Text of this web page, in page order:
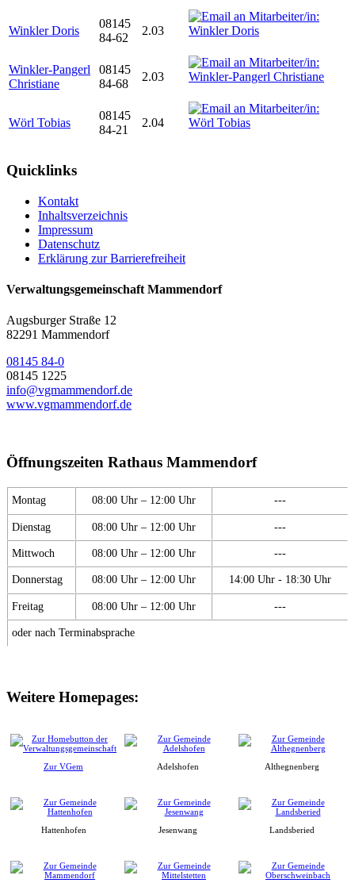
Winkler Doris
08145
84-62
2.03
Winkler-Pangerl
Christiane
08145
84-68
2.03
Wörl Tobias
08145
84-21
2.04
Quicklinks
Kontakt
Inhaltsverzeichnis
Impressum
Datenschutz
Erklärung zur Barrierefreiheit
Verwaltungsgemeinschaft Mammendorf
Augsburger Straße 12
82291 Mammendorf
08145 84-0
08145 1225
info@vgmammendorf.de
www.vgmammendorf.de
Öffnungszeiten Rathaus Mammendorf
Montag 08:00 Uhr – 12:00 Uhr ---
Dienstag 08:00 Uhr – 12:00 Uhr ---
Mittwoch 08:00 Uhr – 12:00 Uhr ---
Donnerstag 08:00 Uhr – 12:00 Uhr 14:00 Uhr - 18:30 Uhr
Freitag 08:00 Uhr – 12:00 Uhr ---
oder nach Terminabsprache
Weitere Homepages:
Zur VGem Adelshofen Althegnenberg
Hattenhofen Jesenwang Landsberied